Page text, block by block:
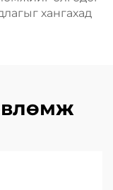
хангахад